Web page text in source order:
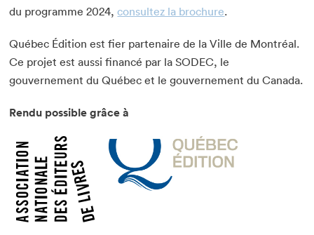
Que cherchez-vous?
du programme 2024,consultez la brochure.
Québec Édition est fier partenaire de la Ville de Montréal.
Ce projet est aussi financé par la SODEC, le
gouvernement du Québec et le gouvernement du Canada.
Rendu possible grâce à